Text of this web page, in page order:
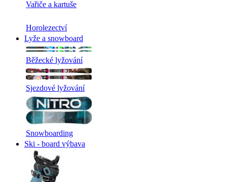
Vařiče a kartuše
Horolezectví
Lyže a snowboard
Běžecké lyžování
Sjezdové lyžování
Snowboarding
Ski - board výbava